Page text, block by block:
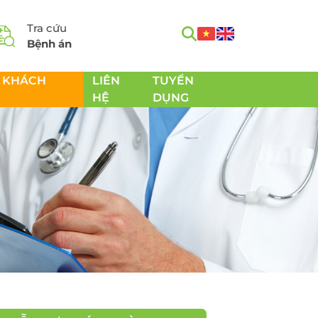
Tra cứu
Bệnh án
Tầm soát Ung thư toàn
diện
Tầm soát Ung thư tiêu
hóa
Tầm soát Ung thư
tuyến giáp
Tầm soát Ung thư Phổi
KHÁCH
LIÊN
HỆ
TUYỂN
DỤNG